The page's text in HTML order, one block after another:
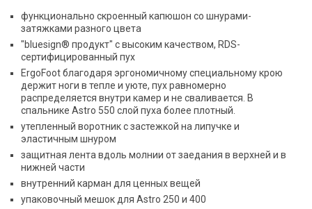
функционально скроенный капюшон со шнурами-
затяжками разного цвета
"bluesign® продукт" с высоким качеством, RDS-
сертифицированный пух
ErgoFoot благодаря эргономичному специальному крою
держит ноги в тепле и уюте, пух равномерно
распределяется внутри камер и не сваливается. В
спальнике Astro 550 слой пуха более плотный.
утепленный воротник с застежкой на липучке и
эластичным шнуром
защитная лента вдоль молнии от заедания в верхней и в
нижней части
внутренний карман для ценных вещей
упаковочный мешок для Astro 250 и 400